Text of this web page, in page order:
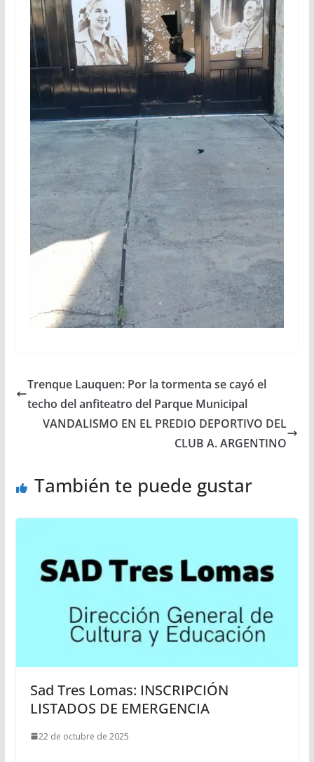
Trenque Lauquen: Por la tormenta se cayó el
techo del anfiteatro del Parque Municipal
VANDALISMO EN EL PREDIO DEPORTIVO DEL
CLUB A. ARGENTINO
También te puede gustar
Sad Tres Lomas: INSCRIPCIÓN
LISTADOS DE EMERGENCIA
22 de octubre de 2025